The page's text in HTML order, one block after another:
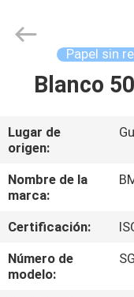
PRODUCTOS
NOSOTROS
BMPAPER
CO.,LTD.
Papel sin
Blanco
Lugar de
origen:
Nombre de la
marca:
Certificación:
Número de
modelo: